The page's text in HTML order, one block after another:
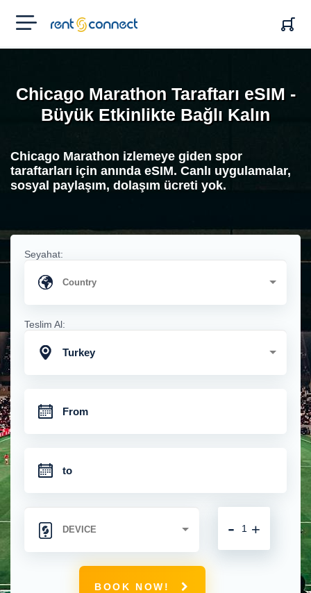
RENT'N
CONNECT
Chicago Marathon Taraftarı eSIM -
Büyük Etkinlikte Bağlı Kalın
Chicago Marathon izlemeye giden spor
taraftarları için anında eSIM. Canlı uygulamalar,
sosyal paylaşım, dolaşım ücreti yok.
Seyahat:
Teslim Al:
Turkey
+
-
BOOK NOW!